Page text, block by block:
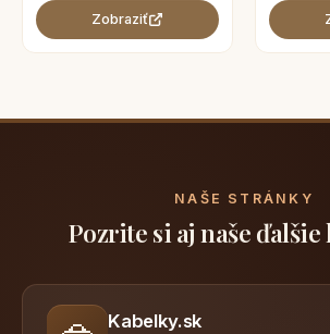
Zobraziť
NAŠE STRÁNKY
Pozrite si aj naše
Kabelky.sk